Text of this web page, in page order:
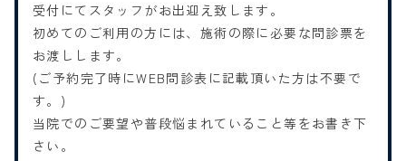
受付にてスタッフがお出迎え致します。
初めてのご利用の方には、施術の際に必要な問診票を
お渡しします。
(ご予約完了時にWEB問診表に記載頂いた方は不要で
す。)
当院でのご要望や普段悩まれていること等をお書き下
さい。